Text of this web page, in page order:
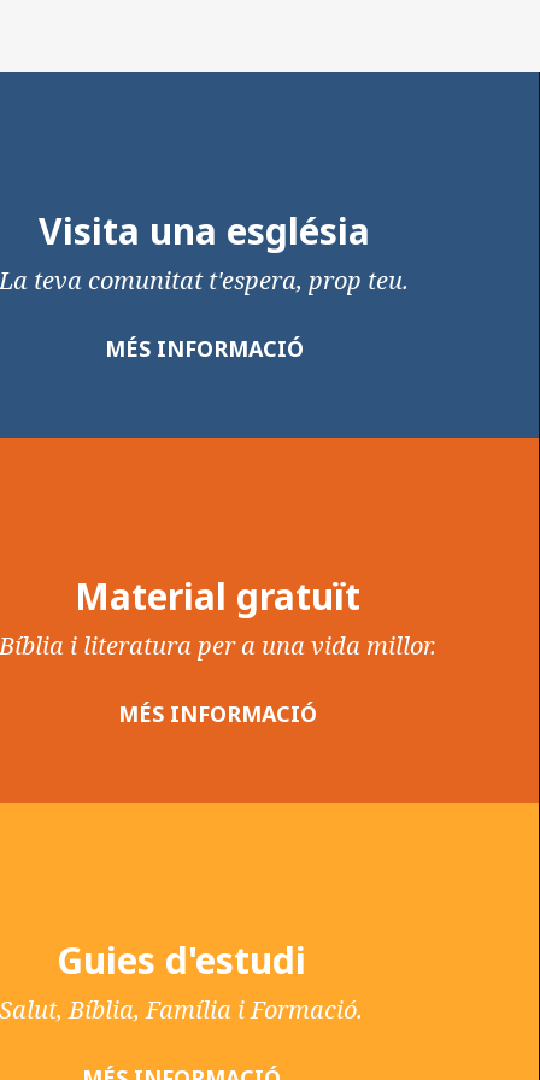
Visita una església
La teva comunitat t'espera, prop teu.
MÉS INFORMACIÓ
Material gratuït
Bíblia i literatura per a una vida millor.
MÉS INFORMACIÓ
Guies d'estudi
Salut, Bíblia, Família i Formació.